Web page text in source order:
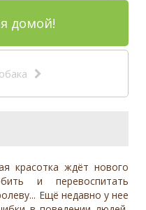
домой!
красотка ждёт нового
и перевоспитать
Ещё недавно у нее